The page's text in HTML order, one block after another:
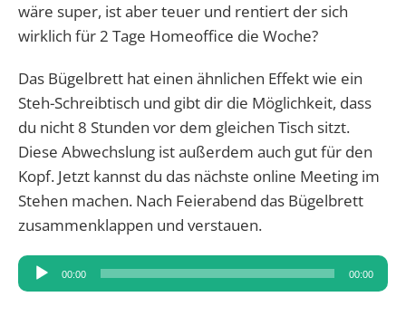
wäre super, ist aber teuer und rentiert der sich
wirklich für 2 Tage Homeoffice die Woche?
Das Bügelbrett hat einen ähnlichen Effekt wie ein
Steh-Schreibtisch und gibt dir die Möglichkeit, dass
du nicht 8 Stunden vor dem gleichen Tisch sitzt.
Diese Abwechslung ist außerdem auch gut für den
Kopf. Jetzt kannst du das nächste online Meeting im
Stehen machen. Nach Feierabend das Bügelbrett
zusammenklappen und verstauen.
Audio-
Player
00:00 00:00